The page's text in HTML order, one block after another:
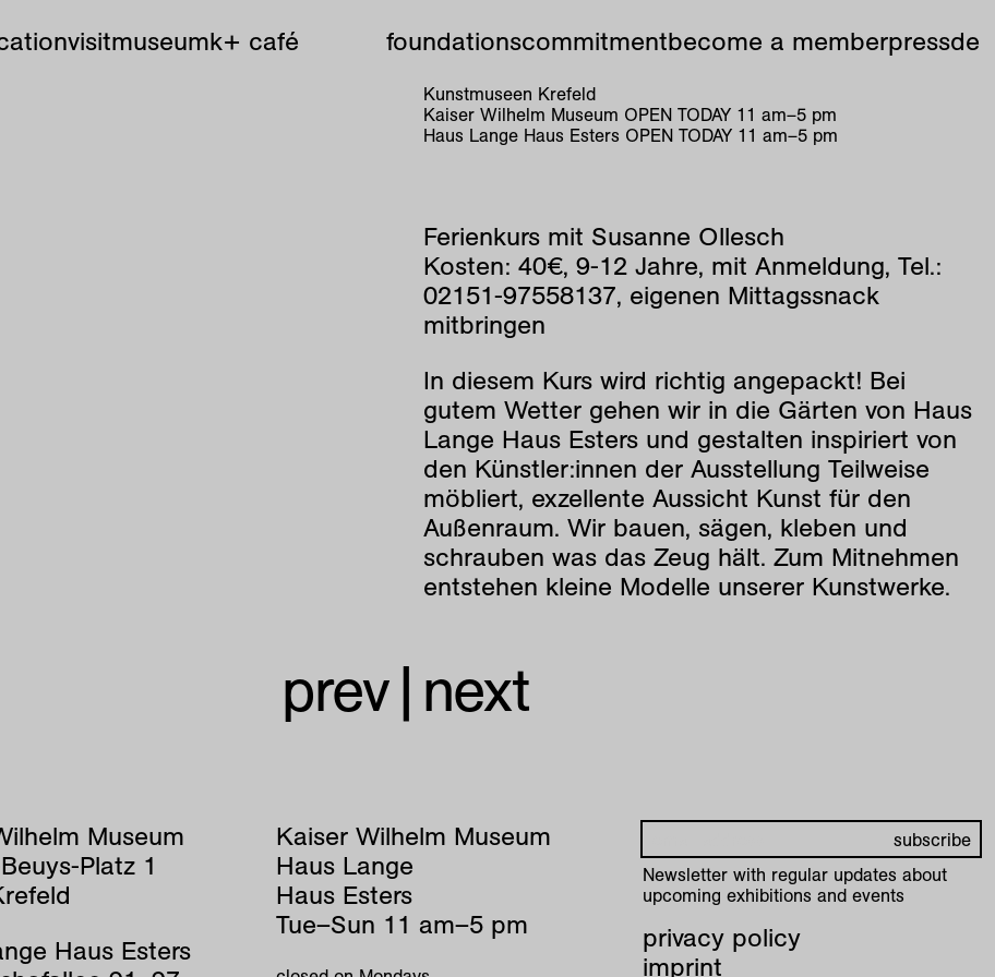
visitmuseumk+ café foundationscommitmentbecome a memberpressde
Kunstmuseen Krefeld
Kaiser Wilhelm Museum OPEN TODAY 11 am–5 pm
Haus Lange Haus Esters OPEN TODAY 11 am–5 pm
Ferienkurs mit Susanne Ollesch
Kosten: 40€, 9-12 Jahre, mit Anmeldung, Tel.:
02151-97558137, eigenen Mittagssnack
mitbringen
In diesem Kurs wird richtig angepackt! Bei
gutem Wetter gehen wir in die Gärten von Haus
Lange Haus Esters und gestalten inspiriert von
den Künstler:innen der Ausstellung Teilweise
möbliert, exzellente Aussicht Kunst für den
Außenraum. Wir bauen, sägen, kleben und
schrauben was das Zeug hält. Zum Mitnehmen
entstehen kleine Modelle unserer Kunstwerke.
prev| next
Museum
Platz 1
Haus Esters
Kaiser Wilhelm Museum
Haus Lange
Haus Esters
Tue–Sun 11 am–5 pm
Newsletter with regular updates about
upcoming exhibitions and events
privacy policy
imprint